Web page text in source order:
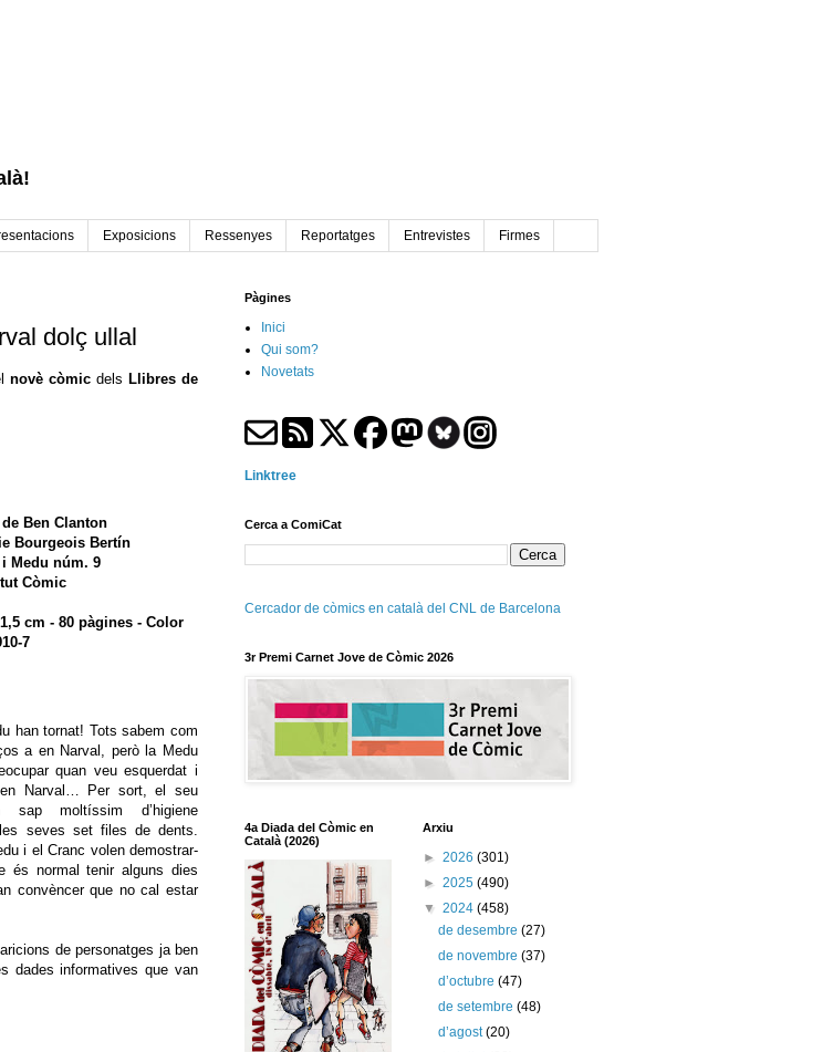
Exposicions Ressenyes Reportatges Entrevistes Firmes
dolç ullal
novè còmicdels Llibres de
de Ben Clanton
Bourgeois Bertín
Medu núm. 9
Còmic
cm - 80 pàgines - Color
7
han tornat! Tots sabem com
a en Narval, però la Medu
quan veu esquerdat i
Narval… Per sort, el seu
moltíssim d’higiene
seves set files de dents.
i el Cranc volen demostrar-
és normal tenir alguns dies
convèncer que no cal estar
de personatges ja ben
dades informatives que van
Pàgines
Inici
Qui som?
Novetats
Linktree
Cerca a ComiCat
Cercador de còmics en català del CNL de Barcelona
3r Premi Carnet Jove de Còmic 2026
4a Diada del Còmic en
Català (2026)
Arxiu
► 2026 (301)
► 2025 (490)
▼ 2024 (458)
de desembre(27)
de novembre(37)
d’octubre(47)
de setembre(48)
d’agost(20)